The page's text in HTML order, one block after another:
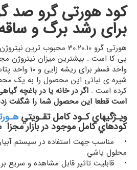
برای رشد برگ و
هورتی گرو 30.20.10 محبوب
واحد فسفر برای
شیره ی نباتی این محصول را به یک
کرده است . اگر در خانه یا در باغچه
است قطعا این محصول شما را شگفت
ويـژگيهاي كـود كامل تقـويتي
كودهاي كامل موجود در بازار
• مناسب جهت استفاده در سيستم
محلول پاشي
• قابليت تاثير قابل مشاهده و سريع